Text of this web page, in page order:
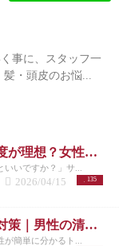
事に、スタッフ一
・頭皮のお悩...
ヘッドスパはどのくらいの頻度が理想？女性に多い悩みと正しい通い方
いですか？」サ...
135
2026/04/15
梅雨の頭皮ベタつき・におい対策｜男性の清潔感は炭酸シャンプーで決まる
簡単に分かるト...